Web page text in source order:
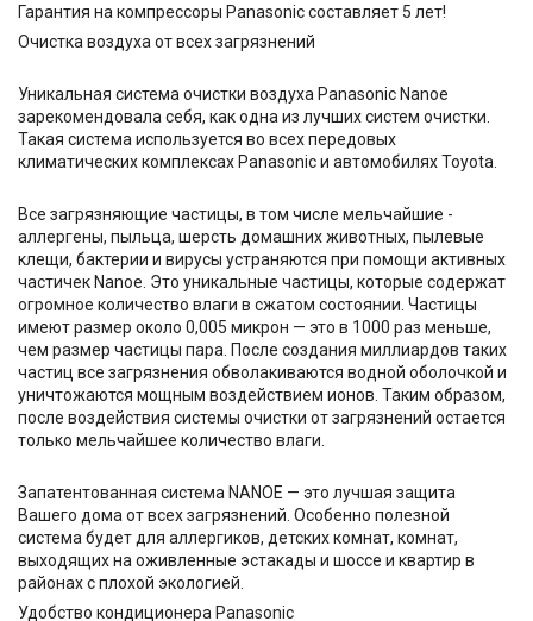
Гарантия на компрессоры Panasonic составляет 5 лет!
Очистка воздуха от всех загрязнений
Уникальная система очистки воздуха Panasonic Nanoe
зарекомендовала себя, как одна из лучших систем очистки.
Такая система используется во всех передовых
климатических комплексах Panasonic и автомобилях Toyota.
Все загрязняющие частицы, в том числе мельчайшие -
аллергены, пыльца, шерсть домашних животных, пылевые
клещи, бактерии и вирусы устраняются при помощи активных
частичек Nanoe. Это уникальные частицы, которые содержат
огромное количество влаги в сжатом состоянии. Частицы
имеют размер около 0,005 микрон — это в 1000 раз меньше,
чем размер частицы пара. После создания миллиардов таких
частиц все загрязнения обволакиваются водной оболочкой и
уничтожаются мощным воздействием ионов. Таким образом,
после воздействия системы очистки от загрязнений остается
только мельчайшее количество влаги.
Запатентованная система NANOE — это лучшая защита
Вашего дома от всех загрязнений. Особенно полезной
система будет для аллергиков, детских комнат, комнат,
выходящих на оживленные эстакады и шоссе и квартир в
районах с плохой экологией.
Удобство кондиционера Panasonic